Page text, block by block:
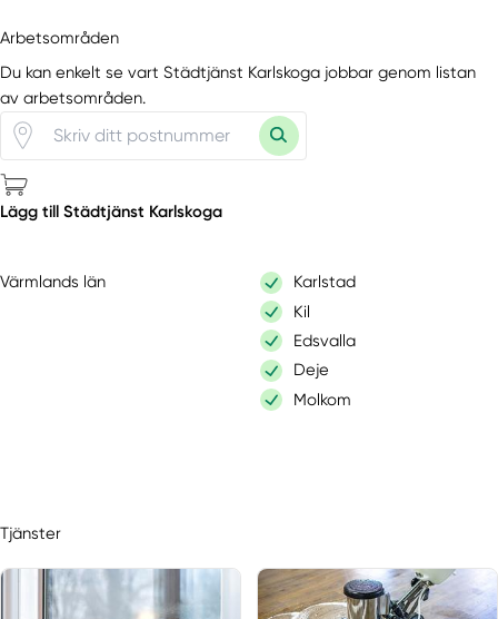
Arbetsområden
Du kan enkelt se vart Städtjänst Karlskoga jobbar genom listan
av arbetsområden.
Lägg till Städtjänst Karlskoga
Värmlands län
Karlstad
Kil
Edsvalla
Deje
Molkom
Tjänster